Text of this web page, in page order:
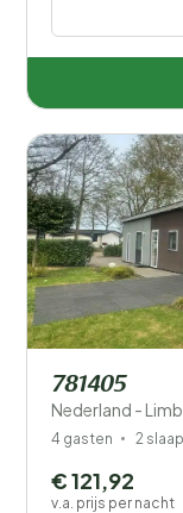
781405
Nederland -
4 gasten 2
€ 121,92
v.a. prijs per nacht